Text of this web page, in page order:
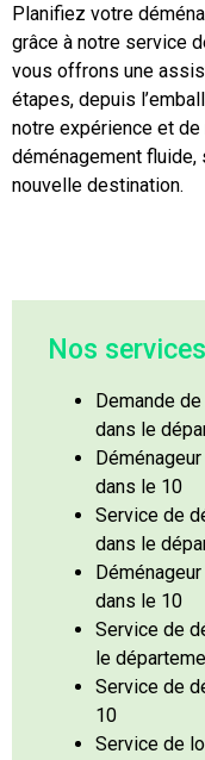
Planifiez votre
grâce à notre service
vous offrons une
étapes, depuis
notre expérience et
déménagement
nouvelle destination.
Nos
Demande
dans le
dans le 10
Service de
dans le
dans le 10
Service de
le
Service de
10
Service de